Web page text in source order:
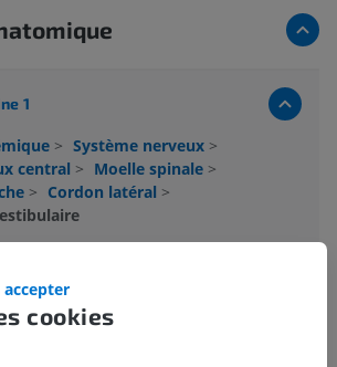
1
> Système nerveux >
central > Moelle spinale >
> Cordon latéral >
cookies